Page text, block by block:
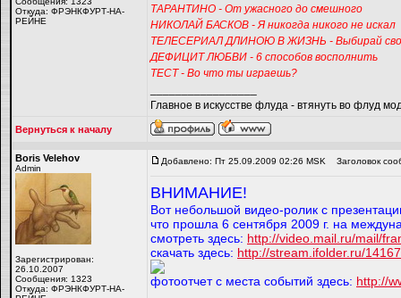
Откуда: ФРЭНКФУРТ-НА-
РЕЙНЕ
ТАРАНТИНО - От ужасного до смешного
НИКОЛАЙ БАСКОВ - Я никогда никого не искал
ТЕЛЕСЕРИАЛ ДЛИНОЮ В ЖИЗНЬ - Выбирай
ДЕФИЦИТ ЛЮБВИ - 6 способов восполнить
ТЕСТ - Во что ты играешь?
Главное в искусстве флуда - втянуть во флуд
Вернуться к началу
Boris Velehov
Admin
Зарегистрирован:
26.10.2007
Сообщения: 1323
Откуда: ФРЭНКФУРТ-НА-
Добавлено: Пт 25.09.2009 02:26 MSK Заголовок
ВНИМАНИЕ!
Вот небольшой видео-ролик с
что прошла 6 сентября 2009 г. на
смотреть здесь: http://video.mail.ru/mail/
скачать здесь: http://stream.ifolder.ru/
фотоотчет с места событий здесь: http://